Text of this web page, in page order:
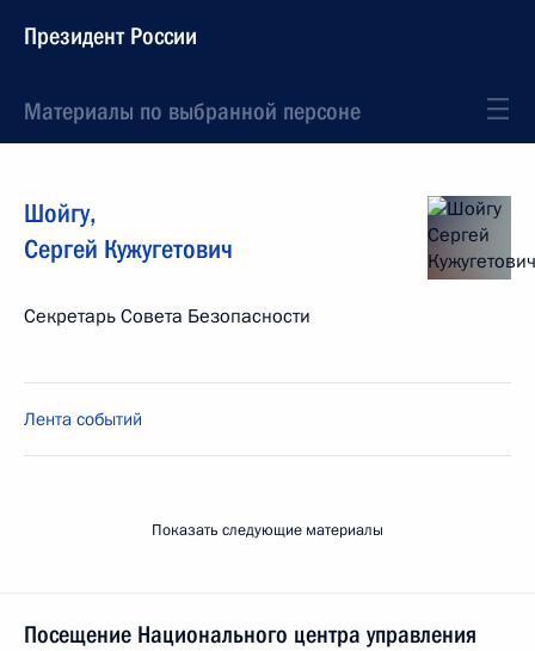
Президент России
Материалы по выбранной персоне
Шойгу,
Сергей Кужугетович
Секретарь Совета Безопасности
Лента событий
Показать следующие материалы
Посещение Национального центра управления